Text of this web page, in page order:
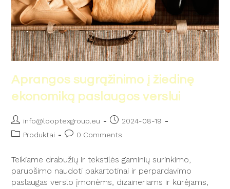
Aprangos sugrąžinimo į žiedinę
ekonomiką paslaugos verslui
info@looptexgroup.eu
2024-08-19
Produktai
0 Comments
Teikiame drabužių ir tekstilės gaminių surinkimo,
paruošimo naudoti pakartotinai ir perpardavimo
paslaugas verslo įmonėms, dizaineriams ir kūrėjams,